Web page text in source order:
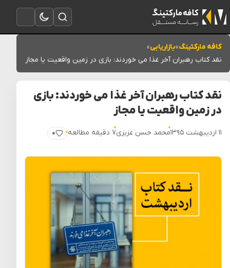
باز کردن منو
تغییر به حالت تاریک
باز کردن جستجو
کافه مارکتینگ»بازاریابی»
نقد کتاب رهبران آخر غذا می خوردند: بازی در زمین واقعیت یا مجاز
نقد کتاب رهبران آخر غذا می خوردند: بازی
در زمین واقعیت یا مجاز
۱۱ اردیبهشت ۱۳۹۵ محمد حسن عزیزی۷ دقیقه مطالعه ۰
پسندیدن